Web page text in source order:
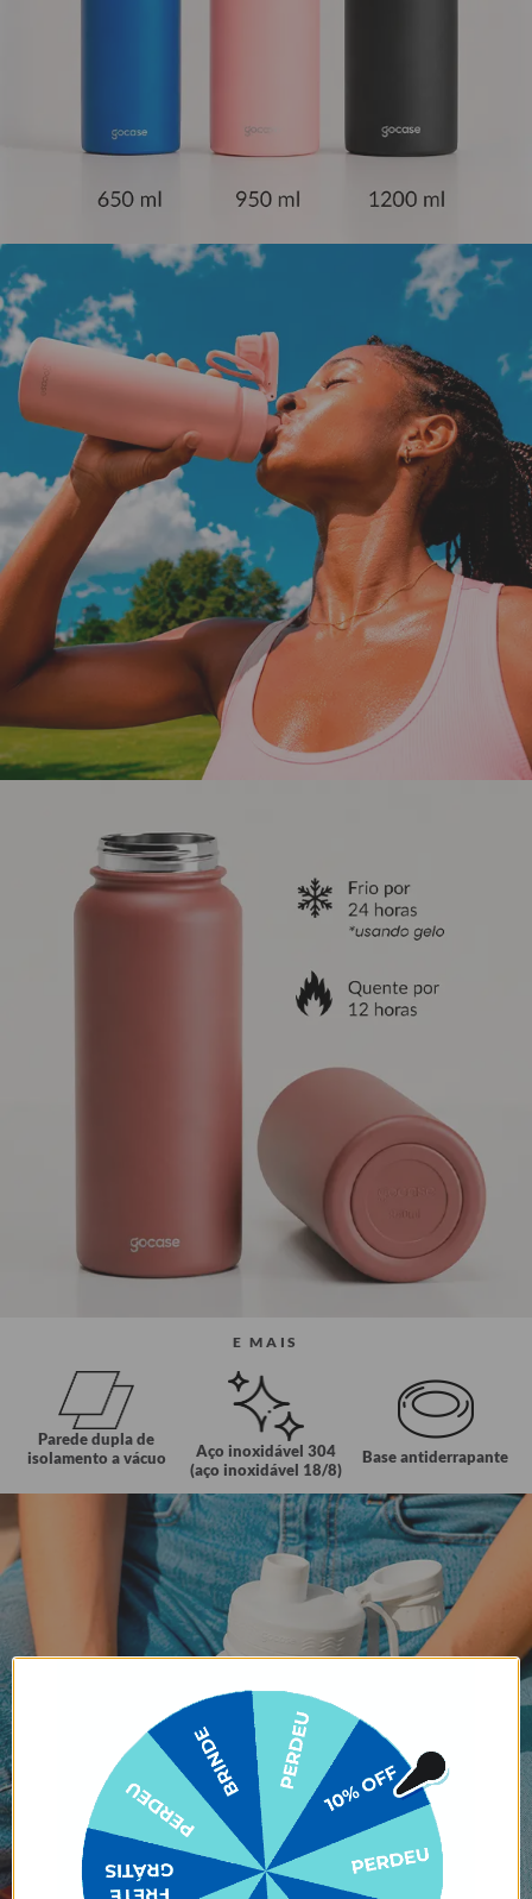
E MAIS
Parede dupla de
isolamento a vácuo
Aço inoxidável 304
(aço inoxidável 18/8)
Base antiderrapante